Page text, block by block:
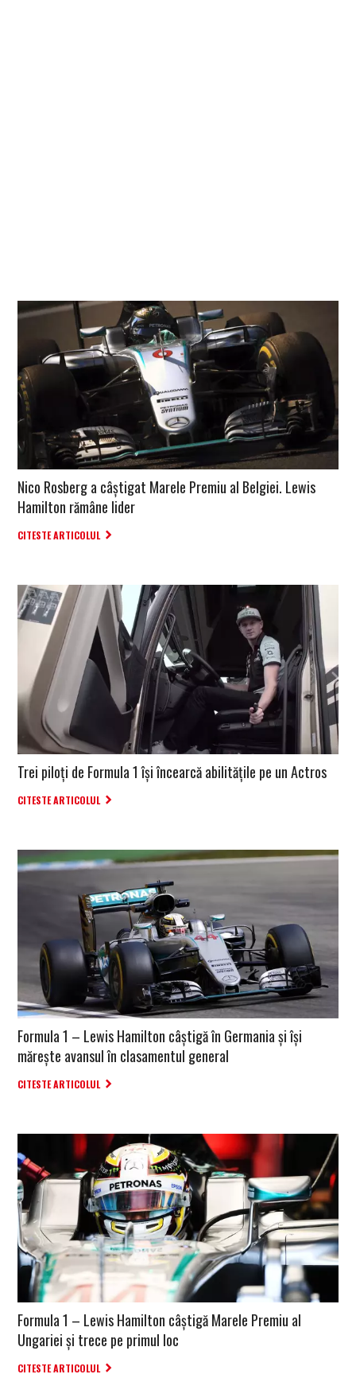
Nico Rosberg a câștigat Marele Premiu al Belgiei. Lewis
Hamilton rămâne lider
CITESTE ARTICOLUL
Trei piloți de Formula 1 își încearcă abilitățile pe un Actros
CITESTE ARTICOLUL
Formula 1 – Lewis Hamilton câștigă în Germania și își
mărește avansul în clasamentul general
CITESTE ARTICOLUL
Formula 1 – Lewis Hamilton câștigă Marele Premiu al
Ungariei și trece pe primul loc
CITESTE ARTICOLUL